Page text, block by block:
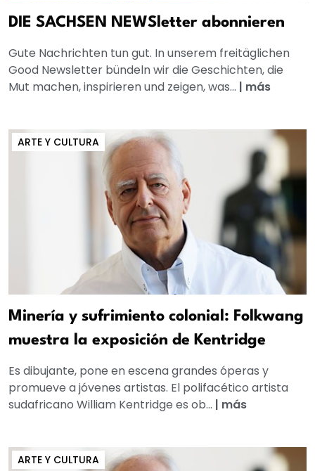
DIE SACHSEN NEWSletter abonnieren
Gute Nachrichten tun gut. In unserem freitäglichen
Good Newsletter bündeln wir die Geschichten, die
Mut machen, inspirieren und zeigen, was... | más
ARTE Y CULTURA
Minería y sufrimiento colonial: Folkwang
muestra la exposición de Kentridge
Es dibujante, pone en escena grandes óperas y
promueve a jóvenes artistas. El polifacético artista
sudafricano William Kentridge es ob... | más
ARTE Y CULTURA